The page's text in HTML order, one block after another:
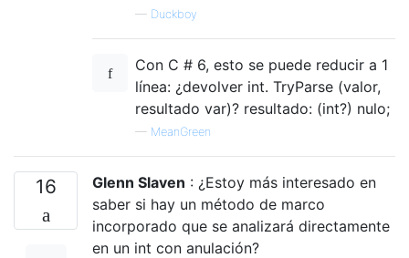
— Duckboy
Con C # 6, esto se puede reducir a 1
línea: ¿devolver int. TryParse (valor,
resultado var)? resultado: (int?) nulo;
— MeanGreen
16 Glenn Slaven : ¿Estoy más interesado en
saber si hay un método de marco
incorporado que se analizará directamente
en un int con anulación?